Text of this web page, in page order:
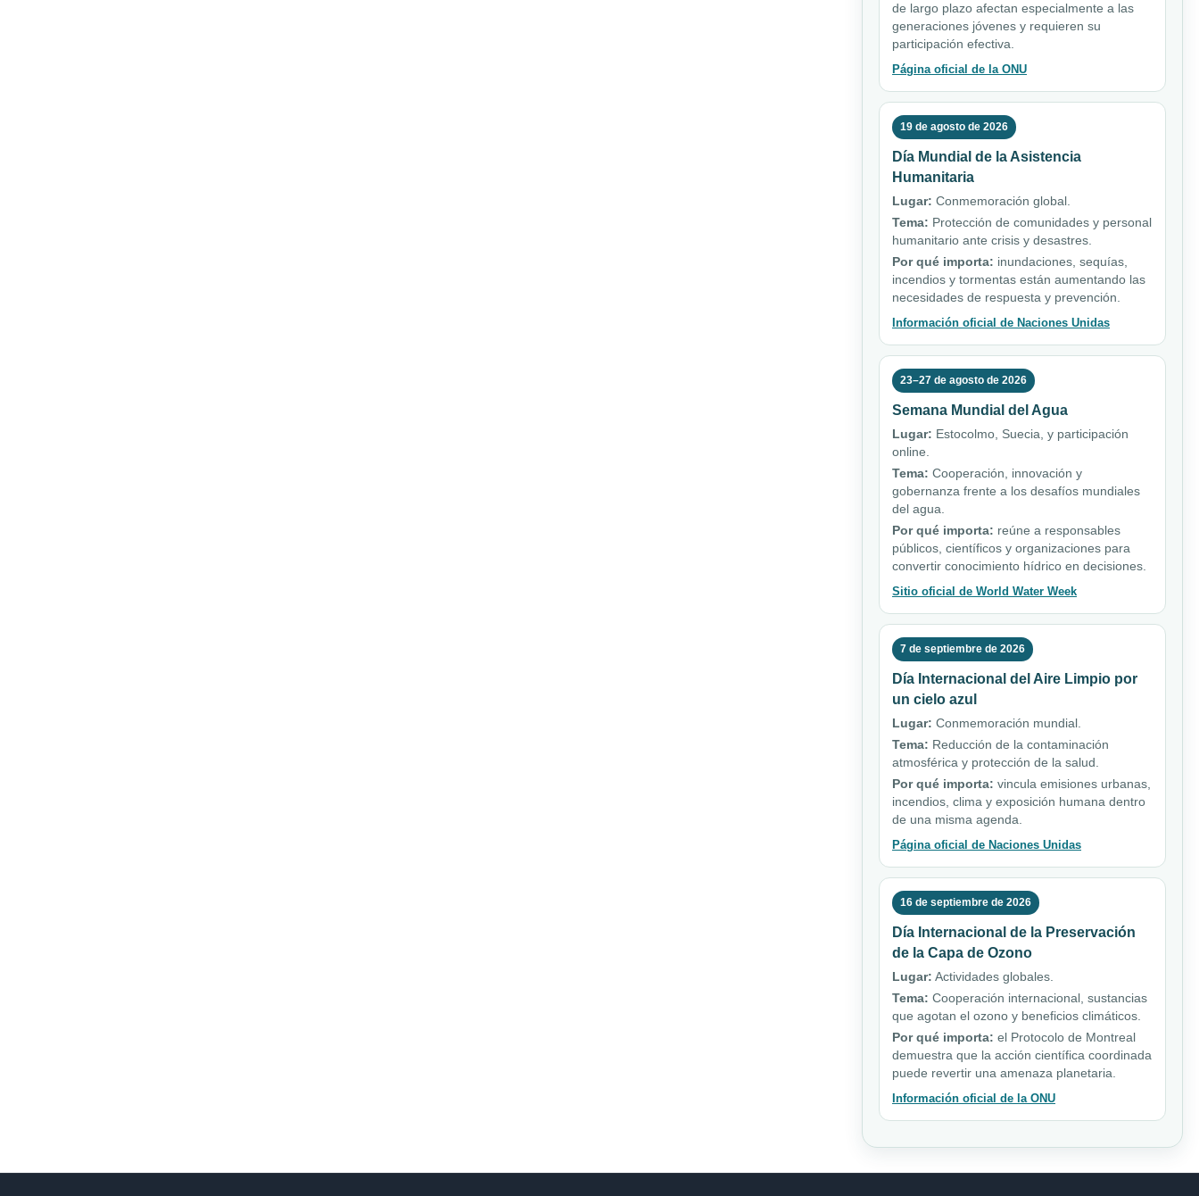
de largo plazo afectan especialmente a las
generaciones jóvenes y requieren su
participación efectiva.
Página oficial de la ONU
19 de agosto de 2026
Día Mundial de la Asistencia
Humanitaria
Lugar: Conmemoración global.
Tema: Protección de comunidades y personal
humanitario ante crisis y desastres.
Por qué importa: inundaciones, sequías,
incendios y tormentas están aumentando las
necesidades de respuesta y prevención.
Información oficial de Naciones Unidas
23–27 de agosto de 2026
Semana Mundial del Agua
Lugar: Estocolmo, Suecia, y participación
online.
Tema: Cooperación, innovación y
gobernanza frente a los desafíos mundiales
del agua.
Por qué importa: reúne a responsables
públicos, científicos y organizaciones para
convertir conocimiento hídrico en decisiones.
Sitio oficial de World Water Week
7 de septiembre de 2026
Día Internacional del Aire Limpio por
un cielo azul
Lugar: Conmemoración mundial.
Tema: Reducción de la contaminación
atmosférica y protección de la salud.
Por qué importa: vincula emisiones urbanas,
incendios, clima y exposición humana dentro
de una misma agenda.
Página oficial de Naciones Unidas
16 de septiembre de 2026
Día Internacional de la Preservación
de la Capa de Ozono
Lugar: Actividades globales.
Tema: Cooperación internacional, sustancias
que agotan el ozono y beneficios climáticos.
Por qué importa: el Protocolo de Montreal
demuestra que la acción científica coordinada
puede revertir una amenaza planetaria.
Información oficial de la ONU